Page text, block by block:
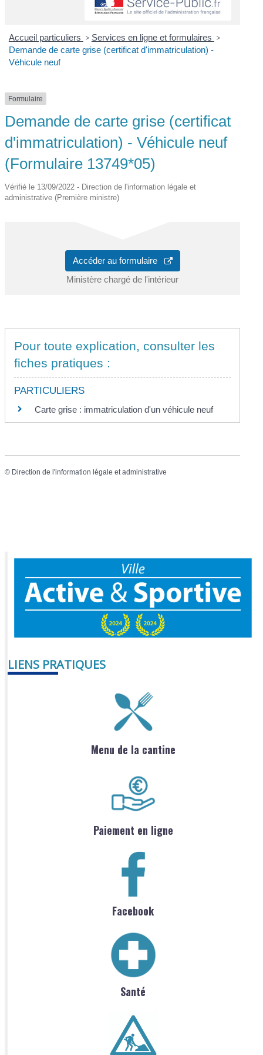
Accueil particuliers > Services en ligne et formulaires >
Demande de carte grise (certificat d'immatriculation) -
Véhicule neuf
Formulaire
Demande de carte grise (certificat
d'immatriculation) - Véhicule neuf
(Formulaire 13749*05)
Vérifié le 13/09/2022 - Direction de l'information légale et
administrative (Première ministre)
Accéder au formulaire
Ministère chargé de l'intérieur
Pour toute explication, consulter les
fiches pratiques :
PARTICULIERS
Carte grise : immatriculation d'un véhicule neuf
© Direction de l'information légale et administrative
LIENS PRATIQUES
Menu de la cantine
Paiement en ligne
Facebook
Santé